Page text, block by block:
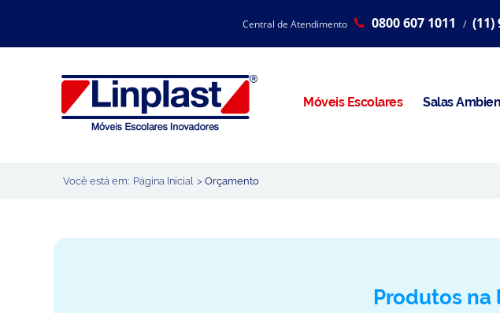
Central de Atendimento 0800 607 1011 / (11)
Móveis Escolares Salas
Você está em: Página Inicial > Orçamento
Produtos
Linha Resina Plástica
SOBRE A EMPRESA